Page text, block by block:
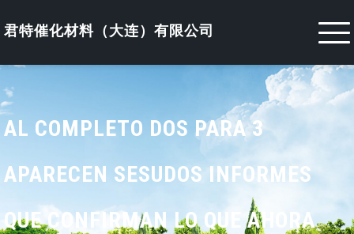
to君特催化材料（大连）有限公司
AL COMPLETO DOS PARA 3
APARECEN SESUDOS INFORMES
QUE CONFIRMAN LO QUE AHORA